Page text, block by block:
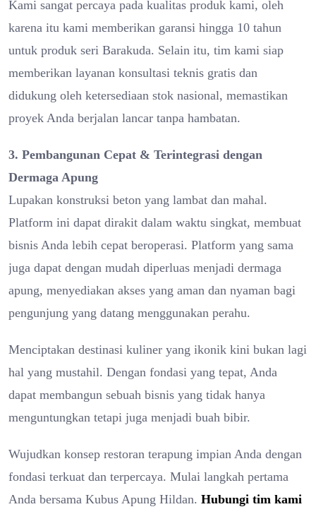
Kami sangat percaya pada kualitas produk kami, oleh
karena itu kami memberikan garansi hingga 10 tahun
untuk produk seri Barakuda. Selain itu, tim kami siap
memberikan layanan konsultasi teknis gratis dan
didukung oleh ketersediaan stok nasional, memastikan
proyek Anda berjalan lancar tanpa hambatan.
3. Pembangunan Cepat & Terintegrasi dengan
Dermaga Apung
Lupakan konstruksi beton yang lambat dan mahal.
Platform ini dapat dirakit dalam waktu singkat, membuat
bisnis Anda lebih cepat beroperasi. Platform yang sama
juga dapat dengan mudah diperluas menjadi dermaga
apung, menyediakan akses yang aman dan nyaman bagi
pengunjung yang datang menggunakan perahu.
Menciptakan destinasi kuliner yang ikonik kini bukan lagi
hal yang mustahil. Dengan fondasi yang tepat, Anda
dapat membangun sebuah bisnis yang tidak hanya
menguntungkan tetapi juga menjadi buah bibir.
Wujudkan konsep restoran terapung impian Anda dengan
fondasi terkuat dan terpercaya. Mulai langkah pertama
Anda bersama Kubus Apung Hildan. Hubungi tim kami